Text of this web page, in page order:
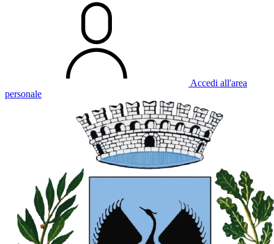
Accedi all'area
personale